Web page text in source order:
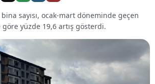
sayısı, ocak-mart döneminde geçen
göre yüzde 19,6 artış gösterdi.